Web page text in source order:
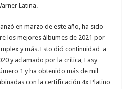
Latina.
en marzo de este año, ha sido
los mejores álbumes de 2021 por
y más. Esto dió continuidad a
y aclamado por la crítica, Easy
1 y ha obtenido más de mil
con la certificación 4x Platino